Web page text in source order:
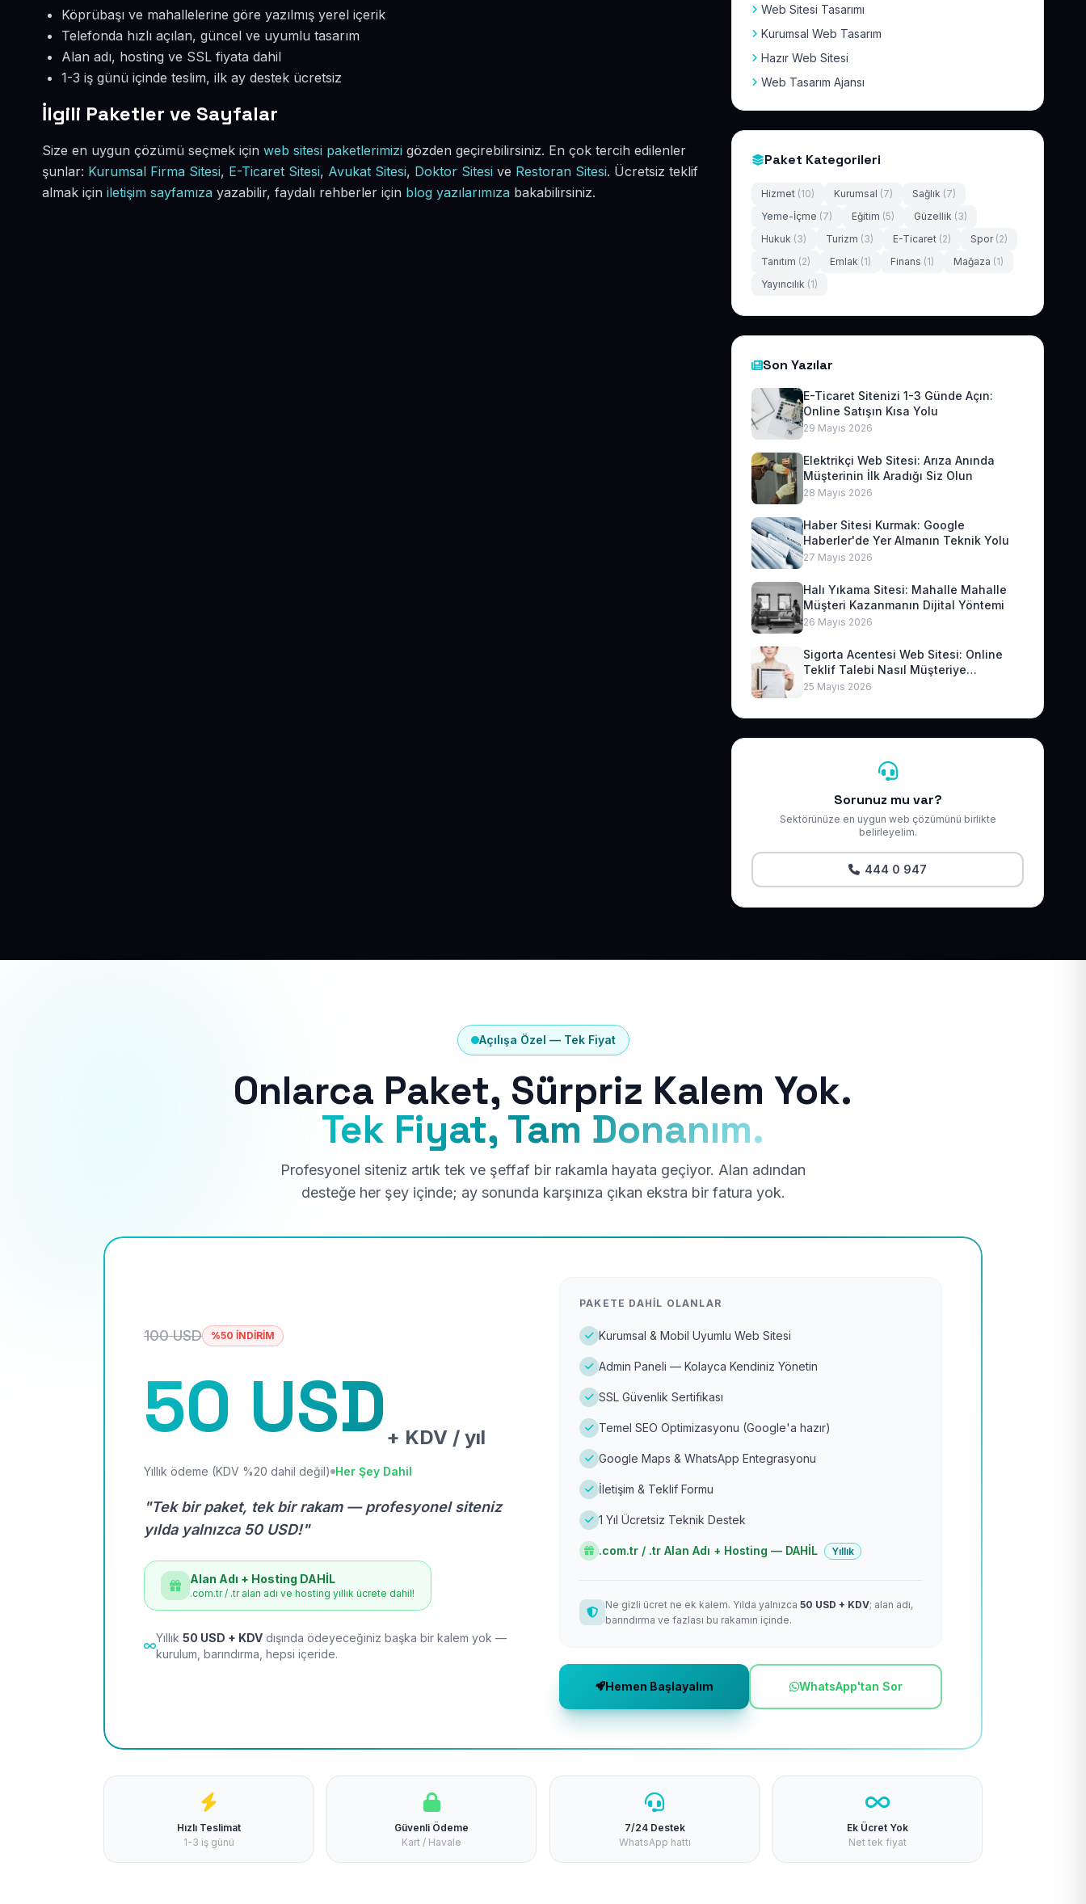
Köprübaşı ve mahallelerine göre yazılmış yerel içerik
Telefonda hızlı açılan, güncel ve uyumlu tasarım
Alan adı, hosting ve SSL fiyata dahil
1-3 iş günü içinde teslim, ilk ay destek ücretsiz
İlgili Paketler ve Sayfalar
Size en uygun çözümü seçmek için web sitesi paketlerimizi gözden geçirebilirsiniz. En çok tercih edilenler
şunlar: Kurumsal Firma Sitesi, E-Ticaret Sitesi, Avukat Sitesi, Doktor Sitesi ve Restoran Sitesi. Ücretsiz teklif
almak için iletişim sayfamıza yazabilir, faydalı rehberler için blog yazılarımıza bakabilirsiniz.
Web Sitesi Tasarımı
Kurumsal Web Tasarım
Hazır Web Sitesi
Web Tasarım Ajansı
Paket Kategorileri
Hizmet (10) Kurumsal (7) Sağlık (7)
Yeme-İçme (7) Eğitim (5) Güzellik (3)
Hukuk (3) Turizm (3) E-Ticaret (2) Spor (2)
Tanıtım (2) Emlak (1) Finans (1) Mağaza (1)
Yayıncılık (1)
Son Yazılar
E-Ticaret Sitenizi 1-3 Günde Açın:
Online Satışın Kısa Yolu
29 Mayıs 2026
Elektrikçi Web Sitesi: Arıza Anında
Müşterinin İlk Aradığı Siz Olun
28 Mayıs 2026
Haber Sitesi Kurmak: Google
Haberler'de Yer Almanın Teknik Yolu
27 Mayıs 2026
Halı Yıkama Sitesi: Mahalle Mahalle
Müşteri Kazanmanın Dijital Yöntemi
26 Mayıs 2026
Sigorta Acentesi Web Sitesi: Online
Teklif Talebi Nasıl Müşteriye
Dönüşür?
25 Mayıs 2026
Sorunuz mu var?
Sektörünüze en uygun web çözümünü birlikte
belirleyelim.
444 0 947
Açılışa Özel — Tek Fiyat
Onlarca Paket, Sürpriz Kalem Yok.
Tek Fiyat, Tam Donanım.
Profesyonel siteniz artık tek ve şeffaf bir rakamla hayata geçiyor. Alan adından
desteğe her şey içinde; ay sonunda karşınıza çıkan ekstra bir fatura yok.
100 USD %50 İNDİRİM
50 USD+ KDV / yıl
Yıllık ödeme (KDV %20 dahil değil) Her Şey Dahil
"Tek bir paket, tek bir rakam — profesyonel siteniz
yılda yalnızca 50 USD!"
Alan Adı + Hosting DAHİL
.com.tr / .tr alan adı ve hosting yıllık ücrete dahil!
Yıllık 50 USD + KDV dışında ödeyeceğiniz başka bir kalem yok —
kurulum, barındırma, hepsi içeride.
PAKETE DAHIL OLANLAR
Kurumsal & Mobil Uyumlu Web Sitesi
Admin Paneli — Kolayca Kendiniz Yönetin
SSL Güvenlik Sertifikası
Temel SEO Optimizasyonu (Google'a hazır)
Google Maps & WhatsApp Entegrasyonu
İletişim & Teklif Formu
1 Yıl Ücretsiz Teknik Destek
.com.tr / .tr Alan Adı + Hosting — DAHİL Yıllık
Ne gizli ücret ne ek kalem. Yılda yalnızca 50 USD + KDV; alan adı,
barındırma ve fazlası bu rakamın içinde.
Hemen Başlayalım WhatsApp'tan Sor
Hızlı Teslimat
1-3 iş günü
Güvenli Ödeme
Kart / Havale
7/24 Destek
WhatsApp hattı
Ek Ücret Yok
Net tek fiyat